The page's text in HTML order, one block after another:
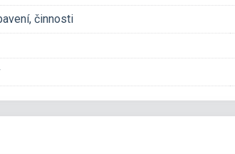
činnosti